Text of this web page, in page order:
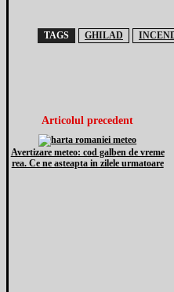
TAGS GHILAD
Articolul precedent
Avertizare meteo: cod galben de vreme
rea. Ce ne asteapta in zilele urmatoare